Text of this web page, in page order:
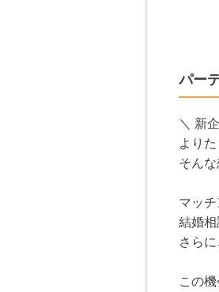
パー
＼ 新
より
そん
マッチ
結婚相
さら
この